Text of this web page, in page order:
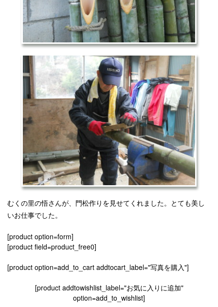
むくの里の悟さんが、門松作りを見せてくれました。 とても美し
いお仕事でした。
[product option=form]
[product field=product_free0]
[product option=add_to_cart addtocart_label="写真を購入"]
[product addtowishlist_label="お気に入りに追加"
option=add_to_wishlist]